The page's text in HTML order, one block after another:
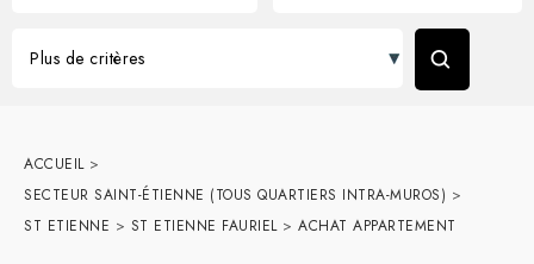
ACCUEIL>
SECTEUR SAINT-ÉTIENNE (TOUS QUARTIERS INTRA-MUROS) >
ST ETIENNE > ST ETIENNE FAURIEL> ACHAT APPARTEMENT